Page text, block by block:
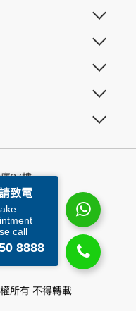
致電
call
8888
27樓
Linkedin
收集聲明
所有 不得轉載